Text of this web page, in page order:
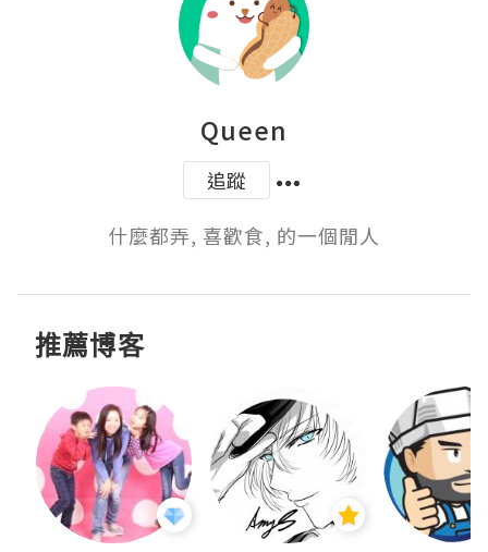
Queen
追蹤
什麼都弄, 喜歡食, 的一個閒人
推薦博客